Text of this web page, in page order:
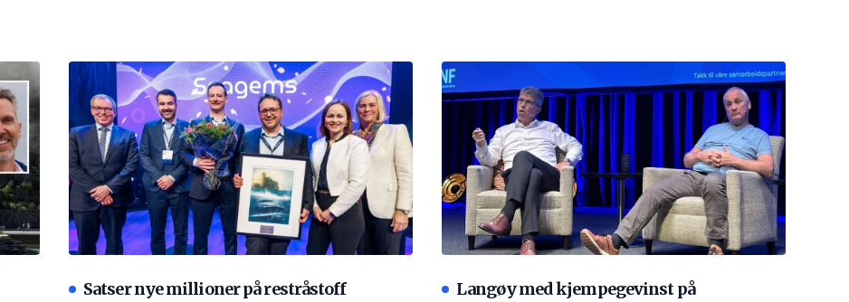
Satser nye millioner på restråstoff
Langøy med kjempegevinst på